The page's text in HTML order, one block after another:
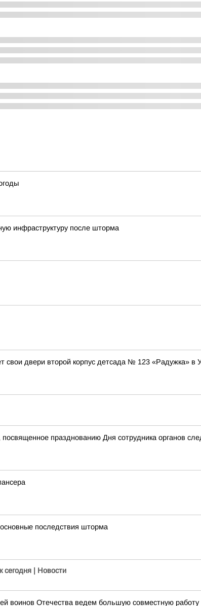
инфраструктуру после шторма
двери второй корпус детсада № 123 «Радужка» в
празднованию Дня сотрудника органов
последствия шторма
сегодня | Новости
воинов Отечества ведем большую совместную